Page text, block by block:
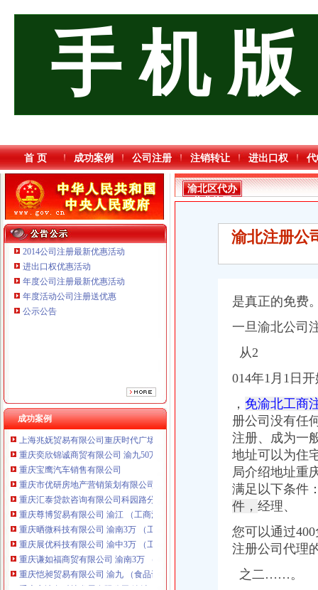
手 机 版
首 页 成功案例 公司注册 注销转让 进出口权
2014公司注册最新优惠活动
进出口权优惠活动
年度公司注册最新优惠活动
年度活动公司注册送优惠
公示公告
成功案例
重庆奕欣锦诚商贸有限公司 渝九50万 （工商注册）
重庆宝鹰汽车销售有限公司
重庆市优研房地产营销策划有限公司
重庆汇泰贷款咨询有限公司科园路分公司 渝高 （工商注册）
重庆尊博贸易有限公司 渝江 （工商注册）
重庆晒微科技有限公司 渝南3万 （工商注册）
重庆展优科技有限公司 渝中3万 （工商注册）
重庆谦如福商贸有限公司 渝南3万 （公司转让）
重庆恺昶贸易有限公司 渝九 （食品许可证）
重庆市冰岛科技发展有限公司 渝沙50万 （进出口权）
上海兆妩贸易有限公司重庆时代广场分公司 渝中 （工商注册）
渝北区代办
营业执照
渝北注册公
是真正的免费
一旦渝北公司
从2
014年1月1日
， 免渝北工商
册公司没有任
注册、成为一
地址可以为住
局介绍地址重
满足以下条件
件， 经理、
您可以通过
注册公司代理
之二……。